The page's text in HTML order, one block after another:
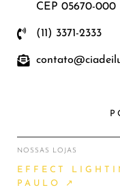
CEP 05670-000
(11) 3371-2333
NOSSAS LOJAS
EFFECT
PAULO ↗